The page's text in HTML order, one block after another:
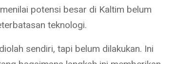
potensi besar di Kaltim belum
teknologi.
sendiri, tapi belum dilakukan. Ini